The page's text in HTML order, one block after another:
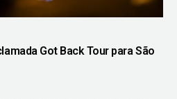
Got Back Tour para São